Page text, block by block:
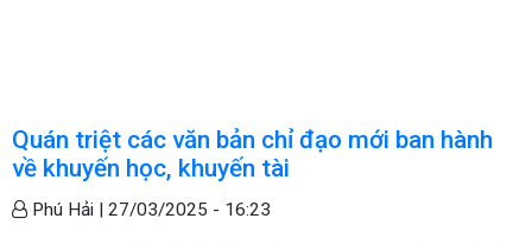
Quán triệt các văn bản chỉ đạo mới ban hành
về khuyến học, khuyến tài
Phú Hải | 27/03/2025 - 16:23